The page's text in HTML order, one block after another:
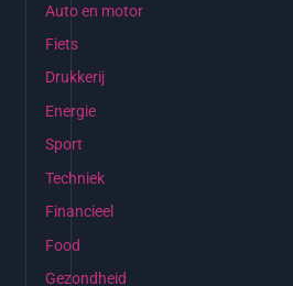
Auto en motor
Fiets
Drukkerij
Energie
Sport
Techniek
Financieel
Food
Gezondheid